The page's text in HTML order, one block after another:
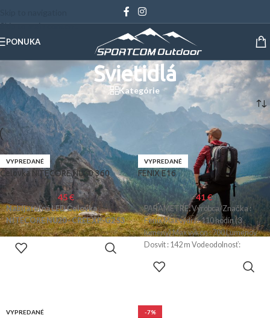
Skip to main content
PONUKA
Svietidlá
Kategórie
Domov/ Outdoor/Kemping/Svietidlá
VYPREDANÉ
Čelovka NITECORE NU20 360
45€
Nabíjateľná LED Čelovka
NITECORE NU20 - CREE XP-G2 S3
VYPREDANÉ
FENIX E16
41€
PARAMETRE: Výrobca/Značka :
Fenix Max výdrž: 110 hodín (3
lúmeny) Max výkon : 700 Lumenov
Dosvit : 142 m Vodeodolnosť:
VYPREDANÉ
-7%